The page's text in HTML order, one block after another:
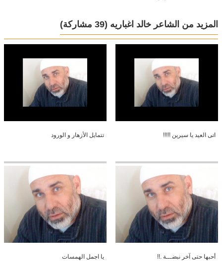
المزيد من الشاعر خالد اغباريه (39 مشاركة)
اتى العيد يا سيرين !!!!! تتمايل الأزهار و الورود
أحبها حتى آخر نبضـــة .!! يا اجمل الهمسات